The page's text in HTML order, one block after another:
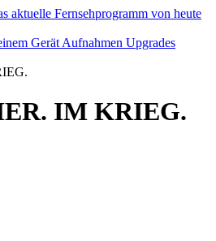
Gerät Aufnahmen Upgrades
IM KRIEG.